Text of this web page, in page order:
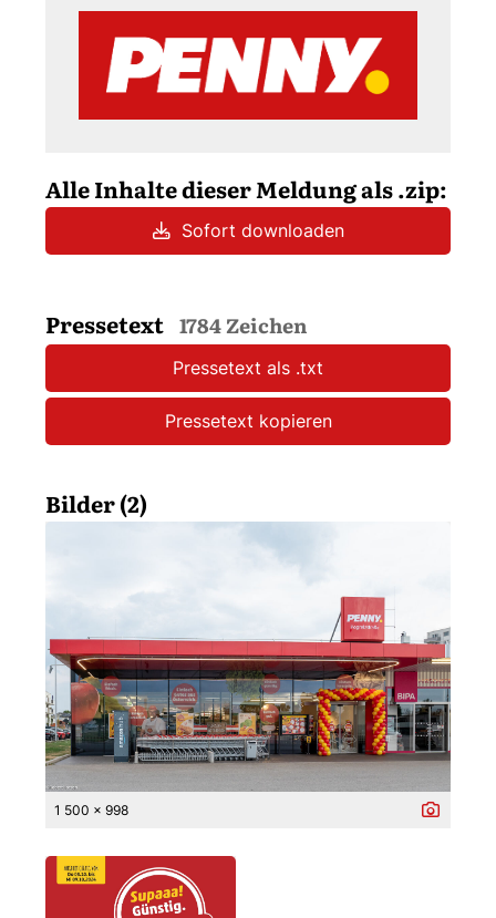
Alle Inhalte dieser Meldung als .zip:
Sofort downloaden
Pressetext 1784 Zeichen
Pressetext als .txt
Pressetext kopieren
Bilder (2)
1 500 x 998